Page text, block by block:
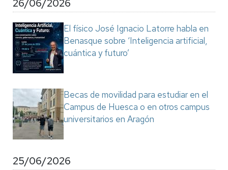
26/06/2026
El físico José Ignacio Latorre habla en
Benasque sobre ‘Inteligencia artificial,
cuántica y futuro’
Becas de movilidad para estudiar en el
Campus de Huesca o en otros campus
universitarios en Aragón
25/06/2026